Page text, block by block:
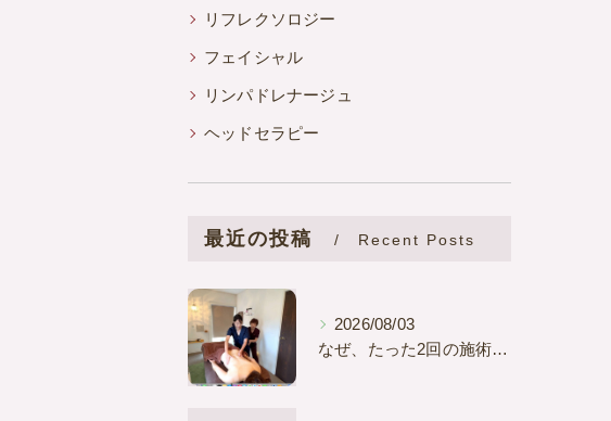
リフレクソロジー
フェイシャル
リンパドレナージュ
ヘッドセラピー
最近の投稿 Recent Posts
2026/08/03
なぜ、たった2回の施術で「痩せた？」と言われるほどの変化を起こせるのか？